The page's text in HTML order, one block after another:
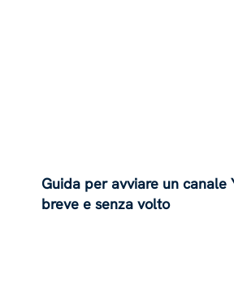
Guida per avviare un canale
breve e senza volto